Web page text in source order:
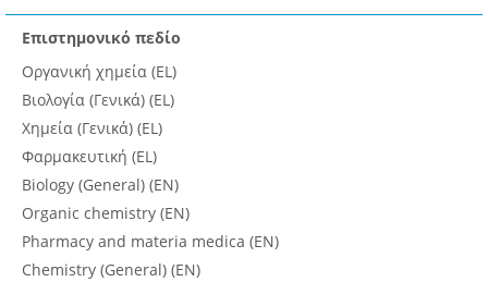
Επιστημονικό πεδίο
Οργανική χημεία (EL)
Βιολογία (Γενικά) (EL)
Χημεία (Γενικά) (EL)
Φαρμακευτική (EL)
Biology (General) (EN)
Organic chemistry (EN)
Pharmacy and materia medica (EN)
Chemistry (General) (EN)